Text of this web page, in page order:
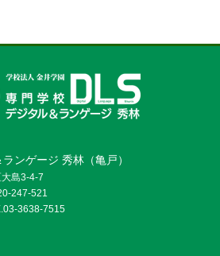
ンゲージ 秀林（亀戸）
島3-4-7
247-521
3638-7515